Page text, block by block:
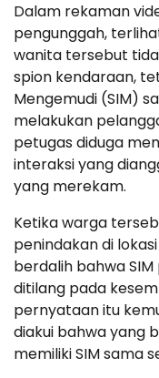
Dalam rekaman
pengunggah,
wanita tersebut
spion kendaraan,
Mengemudi (SIM)
melakukan
petugas diduga
interaksi yang
yang merekam.
Ketika warga
penindakan di
berdalih bahwa
ditilang pada
pernyataan itu
diakui bahwa yang
memiliki SIM sama